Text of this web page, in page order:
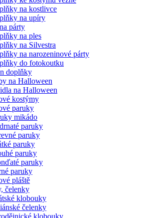
na kostlivce
na upíry
párty
na ples
na Silvestra
na narozeninové párty
do fotokoutku
doplňky
na Halloween
na Halloween
kostýmy
paruky
mikádo
paruky
paruky
paruky
paruky
paruky
paruky
pláště
čelenky
klobouky
čelenky
klobouky